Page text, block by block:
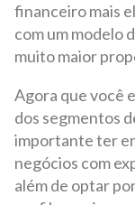
financeiro mais
com um modelo
muito maior
Agora que você
dos segmentos
importante ter
negócios com
além de optar